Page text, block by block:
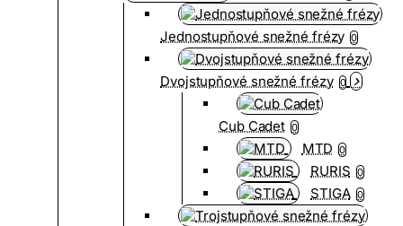
Jednostupňové snežné frézy 0
Dvojstupňové snežné frézy 0
Cub Cadet 0
MTD 0
RURIS 0
STIGA 0